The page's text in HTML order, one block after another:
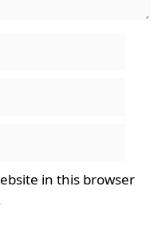
in this browser